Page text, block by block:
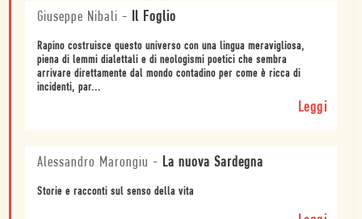
Giuseppe Nibali - Il Foglio
Rapino costruisce questo universo con una lingua meravigliosa,
piena di lemmi dialettali e di neologismi poetici che sembra
arrivare direttamente dal mondo contadino per come è ricca di
incidenti, par...
Leggi
Alessandro Marongiu - La nuova Sardegna
Storie e racconti sul senso della vita